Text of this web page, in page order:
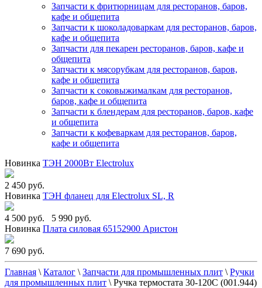
Запчасти к фритюрницам для ресторанов, баров,
кафе и общепита
Запчасти к шоколадоваркам для ресторанов, баров,
кафе и общепита
Запчасти для пекарен ресторанов, баров, кафе и
общепита
Запчасти к мясорубкам для ресторанов, баров,
кафе и общепита
Запчасти к соковыжималкам для ресторанов,
баров, кафе и общепита
Запчасти к блендерам для ресторанов, баров, кафе
и общепита
Запчасти к кофеваркам для ресторанов, баров,
кафе и общепита
Новинка ТЭН 2000Вт Electrolux
2 450 руб.
Новинка ТЭН фланец для Electrolux SL, R
4 500 руб.
5 990 руб.
Новинка Плата силовая 65152900 Аристон
7 690 руб.
Главная \ Каталог \ Запчасти для промышленных плит \ Ручки
для промышленных плит \ Ручка термостата 30-120С (001.944)